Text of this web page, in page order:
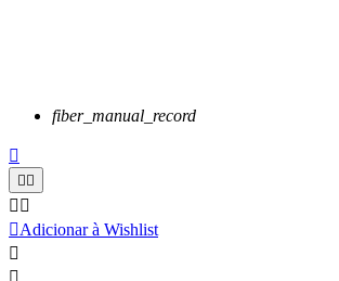
fiber_manual_record

 
 
Adicionar à Wishlist
